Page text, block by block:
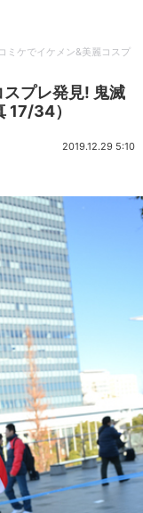
ミケでイケメン&美麗コスプ
スプレ発見! 鬼滅
17/34）
2019.12.29 5:10